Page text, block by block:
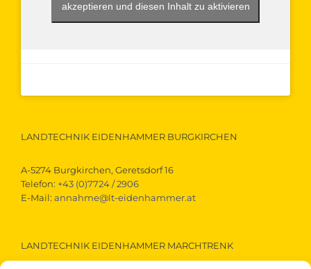
akzeptieren und diesen Inhalt zu aktivieren
LANDTECHNIK EIDENHAMMER BURGKIRCHEN
A-5274 Burgkirchen, Geretsdorf 16
Telefon: +43 (0)7724 / 2906
E-Mail: annahme@lt-eidenhammer.at
LANDTECHNIK EIDENHAMMER MARCHTRENK